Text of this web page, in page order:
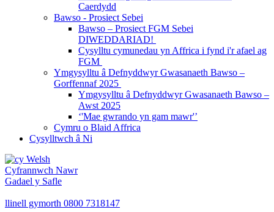
Caerdydd
Bawso - Prosiect Sebei
Bawso – Prosiect FGM Sebei
DIWEDDARIAD!
Cysylltu cymunedau yn Affrica i fynd i'r afael ag
FGM
Ymgysylltu â Defnyddwyr Gwasanaeth Bawso –
Gorffennaf 2025
Ymgysylltu â Defnyddwyr Gwasanaeth Bawso –
Awst 2025
‘'Mae gwrando yn gam mawr'’
Cymru o Blaid Affrica
Cysylltwch â Ni
Welsh
Cyfrannwch Nawr
Gadael y Safle
llinell gymorth 0800 7318147